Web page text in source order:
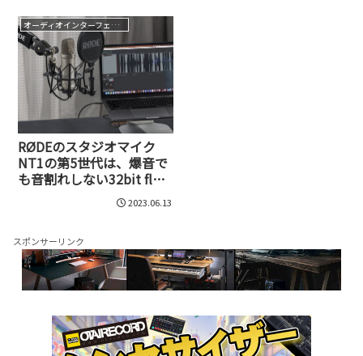
オーディオインターフェイス
RØDEのスタジオマイク
NT1の第5世代は、爆音で
も音割れしない32bit float
対応。アナログでも使え
るハイブリッド構造がス
2023.06.13
スポンサーリンク